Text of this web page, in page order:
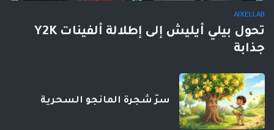
AIXELLAB
تحول بيلي أيليش إلى إطلالة ألفينات Y2K
جذابة
سرّ شجرة المانجو السحرية